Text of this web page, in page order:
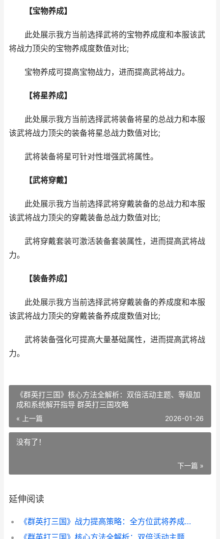
【宝物养成】
此处展示我方当前选择武将的宝物养成度和本服该武
将战力顶尖的宝物养成度数值对比;
宝物养成可提高宝物战力，进而提高武将战力。
【将星养成】
此处展示我方当前选择武将装备将星的总战力和本服
该武将战力顶尖的装备将星总战力数值对比;
武将装备将星可针对性增强武将属性。
【武将穿戴】
此处展示我方当前选择武将穿戴装备的总战力和本服
该武将战力顶尖的穿戴装备总战力数值对比;
武将穿戴套装可激活装备套装属性，进而提高武将战
力。
【装备养成】
此处展示我方当前选择武将穿戴装备的养成度和本服
该武将战力顶尖的穿戴装备养成度数值对比;
武将装备强化可提高大量基础属性，进而提高武将战
力。
《群英打三国》核心方法全解析：双倍活动主题、等级加
成和系统解开指导 群英打三国攻略
« 上一篇 2026-01-26
没有了！
下一篇 »
延伸阅读
《群英打三国》战力提高策略：全方位武将养成策略 群英打三国停运公告